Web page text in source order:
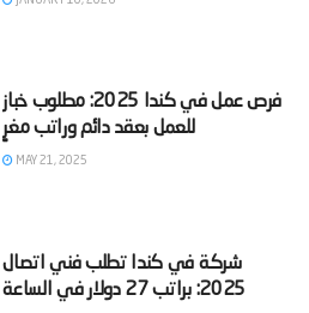
‫فرص عمل في كندا 2025: مطلوب خباز
للعمل بعقد دائم وراتب مغرٍ‬
MAY 21, 2025
‫شركة في كندا تطلب فني اتصال